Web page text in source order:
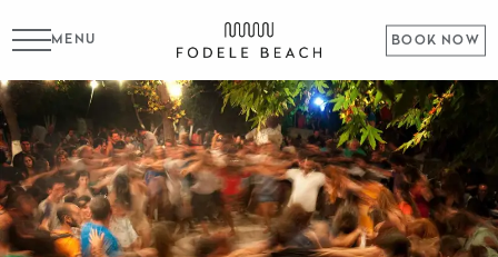
BOOK NOW
MENU